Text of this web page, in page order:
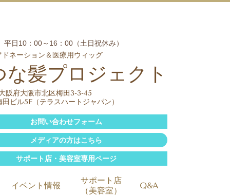
平日10：00～16：00（土日祝休み）
ドネーション＆医療用ウィッグ
な髪プロジェクト
阪府大阪市北区梅田3-3-45
ビル5F（テラスハートジャパン）
お問い合わせフォーム
メディアの方はこちら
サポート店・美容室専用ページ
イベント情報
サポート店
（美容室）
Q&A